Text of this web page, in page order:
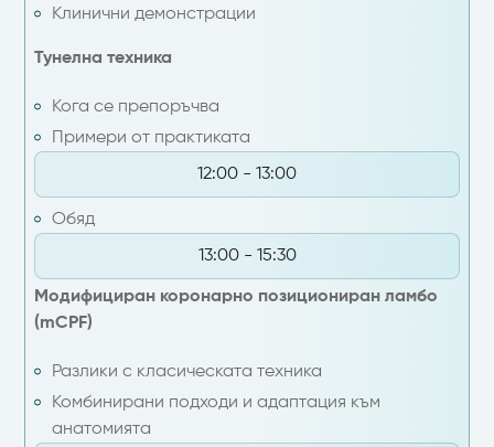
Клинични демонстрации
Тунелна техника
Кога се препоръчва
Примери от практиката
12:00 - 13:00
Обяд
13:00 - 15:30
Модифициран коронарно позициониран ламбо
(mCPF)
Разлики с класическата техника
Комбинирани подходи и адаптация към
анатомията